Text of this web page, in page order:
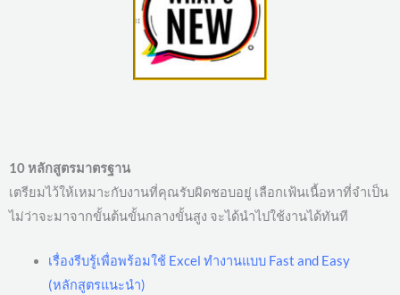
10 หลักสูตรมาตรฐาน
เตรียมไว้ให้เหมาะกับงานที่คุณรับผิดชอบอยู่ เลือกเฟ้นเนื้อหาที่จำเป็น
ไม่ว่าจะมาจากขั้นต้นขั้นกลางขั้นสูง จะได้นำไปใช้งานได้ทันที
เรื่องรีบรู้เพื่อพร้อมใช้ Excel ทำงานแบบ Fast and Easy
(หลักสูตรแนะนำ)